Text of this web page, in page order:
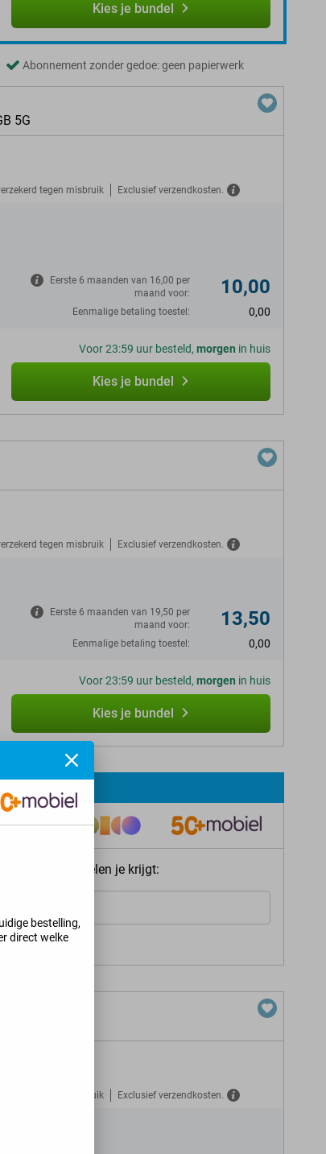
Kies je bundel
Abonnement zonder gedoe: geen papierwerk
5G
tegen misbruik Exclusief verzendkosten.
Eerste 6 maanden van 16,00 per
maand voor:
10,00
Eenmalige betaling toestel: 0,00
Voor 23:59 uur besteld, morgen in huis
Kies je bundel
tegen misbruik Exclusief verzendkosten.
Eerste 6 maanden van 19,50 per
maand voor:
13,50
Eenmalige betaling toestel: 0,00
Voor 23:59 uur besteld, morgen in huis
Kies je bundel
welke voordelen je krijgt:
krijgen>
tegen misbruik Exclusief verzendkosten.
bestelling,
direct welke